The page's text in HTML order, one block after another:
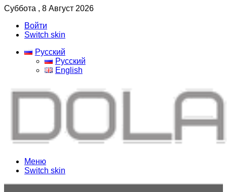
Суббота , 8 Август 2026
Войти
Switch skin
Русский
Русский
English
Меню
Switch skin